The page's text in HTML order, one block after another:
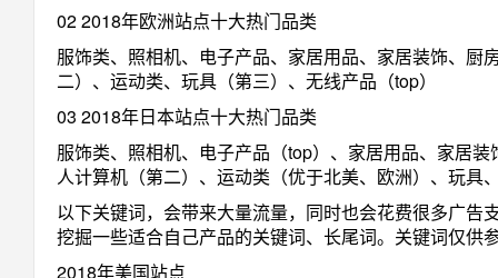
02 2018年欧洲站点十大热门品类
服饰类、照相机、电子产品、家居用品、家居装饰、厨
二）、运动类、玩具（第三）、无线产品（top）
03 2018年日本站点十大热门品类
服饰类、照相机、电子产品（top）、家居用品、家居
人计算机（第二）、运动类（优于北美、欧洲）、玩具
以下关键词，会带来大量流量，同时也会花费很多广告
挖掘一些适合自己产品的关键词、长尾词。关键词仅供
2018年美国站点